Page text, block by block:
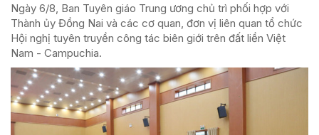
Ngày 6/8, Ban Tuyên giáo Trung ương chủ trì phối hợp với
Thành ủy Đồng Nai và các cơ quan, đơn vị liên quan tổ chức
Hội nghị tuyên truyền công tác biên giới trên đất liền Việt
Nam - Campuchia.